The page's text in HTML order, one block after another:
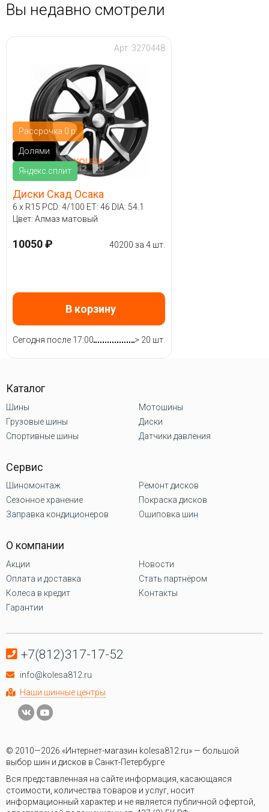
Вы недавно смотрели
Рассрочка 0 р.
Долями
Яндекс.сплит
Арт: 3270448
Диски Скад Осака
6 x R15 PCD: 4/100 ET: 46 DIA: 54.1
Цвет: Алмаз матовый
10050 ₽ 40200 за 4 шт.
В корзину
Сегодня после 17:00 > 20 шт.
Каталог
Шины
Грузовые шины
Спортивные шины
Мотошины
Диски
Датчики давления
Сервис
Шиномонтаж
Сезонное хранение
Заправка кондиционеров
Ремонт дисков
Покраска дисков
Ошиповка шин
О компании
Акции
Оплата и доставка
Колеса в кредит
Гарантии
Новости
Стать партнёром
Контакты
+7(812)317-17-52
info@kolesa812.ru
Наши шинные центры
© 2010—2026 «Интернет-магазин kolesa812.ru» — большой
выбор шин и дисков в Санкт-Петербурге
Вся представленная на сайте информация, касающаяся
стоимости, количества товаров и услуг, носит
информационный характер и не является публичной офертой,